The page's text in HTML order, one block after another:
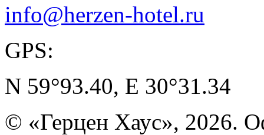
info@herzen-hotel.ru
GPS:
N 59°93.40, E 30°31.34
© «Герцен Хаус», 2026.